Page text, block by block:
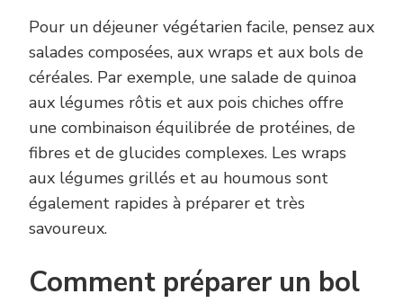
Pour un déjeuner végétarien facile, pensez aux
salades composées, aux wraps et aux bols de
céréales. Par exemple, une salade de quinoa
aux légumes rôtis et aux pois chiches offre
une combinaison équilibrée de protéines, de
fibres et de glucides complexes. Les wraps
aux légumes grillés et au houmous sont
également rapides à préparer et très
savoureux.
Comment préparer un bol